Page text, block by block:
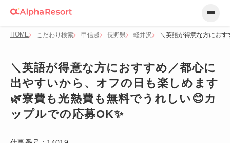
HOME こだわり検索 甲信越 長野県 軽井沢 ＼英語が得意な方にお
＼英語が得意な方におすすめ／都心に
出やすいから、オフの日も楽しめます
🌿寮費も光熱費も無料でうれしい😊カ
ップルでの応募OK✨